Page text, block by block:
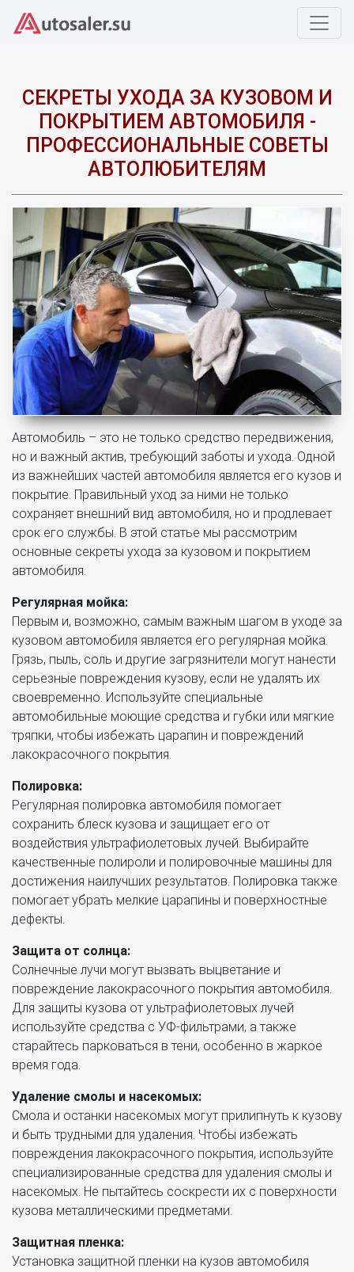
СЕКРЕТЫ УХОДА ЗА КУЗОВОМ И
ПОКРЫТИЕМ АВТОМОБИЛЯ -
ПРОФЕССИОНАЛЬНЫЕ СОВЕТЫ
АВТОЛЮБИТЕЛЯМ
Автомобиль – это не только средство передвижения,
но и важный актив, требующий заботы и ухода. Одной
из важнейших частей автомобиля является его кузов и
покрытие. Правильный уход за ними не только
сохраняет внешний вид автомобиля, но и продлевает
срок его службы. В этой статье мы рассмотрим
основные секреты ухода за кузовом и покрытием
автомобиля.
Регулярная мойка:
Первым и, возможно, самым важным шагом в уходе за
кузовом автомобиля является его регулярная мойка.
Грязь, пыль, соль и другие загрязнители могут нанести
серьезные повреждения кузову, если не удалять их
своевременно. Используйте специальные
автомобильные моющие средства и губки или мягкие
тряпки, чтобы избежать царапин и повреждений
лакокрасочного покрытия.
Полировка:
Регулярная полировка автомобиля помогает
сохранить блеск кузова и защищает его от
воздействия ультрафиолетовых лучей. Выбирайте
качественные полироли и полировочные машины для
достижения наилучших результатов. Полировка также
помогает убрать мелкие царапины и поверхностные
дефекты.
Защита от солнца:
Солнечные лучи могут вызвать выцветание и
повреждение лакокрасочного покрытия автомобиля.
Для защиты кузова от ультрафиолетовых лучей
используйте средства с УФ-фильтрами, а также
старайтесь парковаться в тени, особенно в жаркое
время года.
Удаление смолы и насекомых:
Смола и останки насекомых могут прилипнуть к кузову
и быть трудными для удаления. Чтобы избежать
повреждения лакокрасочного покрытия, используйте
специализированные средства для удаления смолы и
насекомых. Не пытайтесь соскрести их с поверхности
кузова металлическими предметами.
Защитная пленка:
Установка защитной пленки на кузов автомобиля